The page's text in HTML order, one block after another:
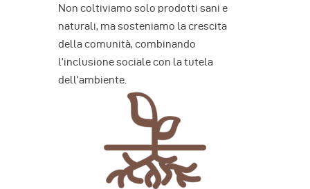
Non coltiviamo solo prodotti sani e
naturali, ma sosteniamo la crescita
della comunità, combinando
l’inclusione sociale con la tutela
dell’ambiente.